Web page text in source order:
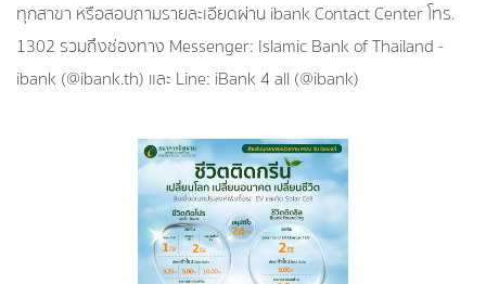
ทุกสาขา หรือสอบถามรายละเอียดผ่าน ibank Contact Center โทร.
1302 รวมถึงช่องทาง Messenger: Islamic Bank of Thailand -
ibank (@ibank.th) และ Line: iBank 4 all (@ibank)